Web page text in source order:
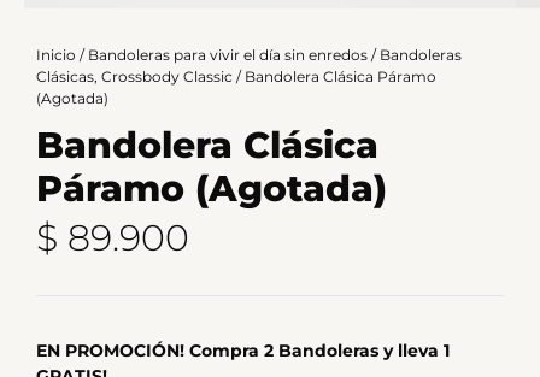
Inicio / Bandoleras para vivir el día sin enredos / Bandoleras
Clásicas, Crossbody Classic / Bandolera Clásica Páramo
(Agotada)
Bandolera Clásica
Páramo (Agotada)
$ 89.900
EN PROMOCIÓN! Compra 2 Bandoleras y lleva 1